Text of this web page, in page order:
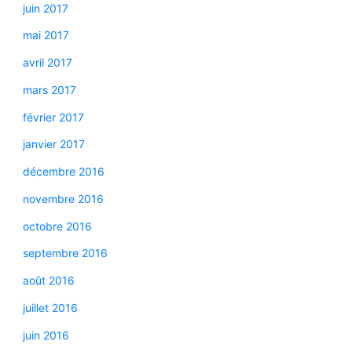
juin 2017
mai 2017
avril 2017
mars 2017
février 2017
janvier 2017
décembre 2016
novembre 2016
octobre 2016
septembre 2016
août 2016
juillet 2016
juin 2016